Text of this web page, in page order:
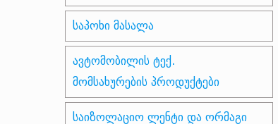
საპოხი მასალა
ავტომობილის ტექ.
მომსახურების პროდუქტები
საიზოლაციო ლენტი და ორმაგი